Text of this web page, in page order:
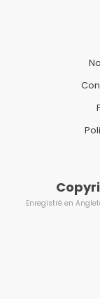
Enregistré en